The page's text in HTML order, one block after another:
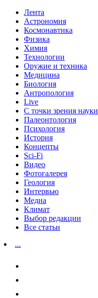
Лента
Астрономия
Космонавтика
Физика
Химия
Технологии
Оружие и техника
Медицина
Биология
Антропология
Live
С точки зрения науки
Палеонтология
Психология
История
Концепты
Sci-Fi
Видео
Фотогалерея
Геология
Интервью
Медиа
Климат
Выбор редакции
Все статьи
...